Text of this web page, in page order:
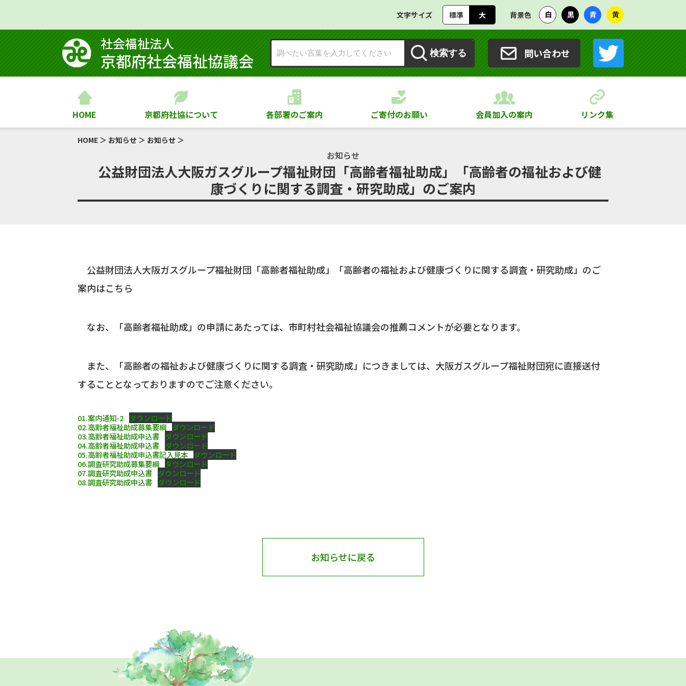
文字サイズ 標準 大 背景色 白 黒 青 黄
社会福祉法⼈
京都府社会福祉協議会 検索する 問い合わせ
HOME 京都府社協について 各部署のご案内 ご寄付のお願い 会員加入の案内 リンク集
HOME ＞ お知らせ ＞ お知らせ ＞
お知らせ
公益財団法人大阪ガスグループ福祉財団「高齢者福祉助成」「高齢者の福祉および健
康づくりに関する調査・研究助成」のご案内
公益財団法人大阪ガスグループ福祉財団「高齢者福祉助成」「高齢者の福祉および健康づくりに関する調査・研究助成」のご
案内はこちら
なお、「高齢者福祉助成」の申請にあたっては、市町村社会福祉協議会の推薦コメントが必要となります。
また、「高齢者の福祉および健康づくりに関する調査・研究助成」につきましては、大阪ガスグループ福祉財団宛に直接送付
することとなっておりますのでご注意ください。
01.案内通知-2 ダウンロード
02.高齢者福祉助成募集要綱 ダウンロード
03.高齢者福祉助成申込書 ダウンロード
04.高齢者福祉助成申込書 ダウンロード
05.高齢者福祉助成申込書記入見本 ダウンロード
06.調査研究助成募集要綱 ダウンロード
07.調査研究助成申込書 ダウンロード
08.調査研究助成申込書 ダウンロード
お知らせに戻る